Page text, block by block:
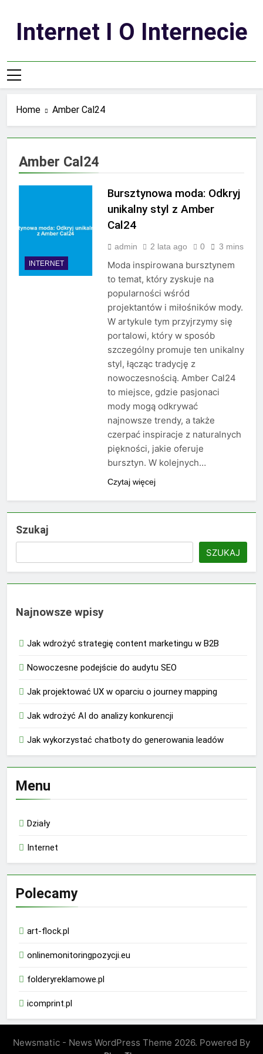
contentInternet I O Internecie
Home Amber Cal24
Amber Cal24
INTERNET
Bursztynowa moda: Odkryj
unikalny styl z Amber
Cal24
admin 2 lata ago 0 3 mins
Moda inspirowana bursztynem
to temat, który zyskuje na
popularności wśród
projektantów i miłośników mody.
W artykule tym przyjrzymy się
portalowi, który w sposób
szczególny promuje ten unikalny
styl, łącząc tradycję z
nowoczesnością. Amber Cal24
to miejsce, gdzie pasjonaci
mody mogą odkrywać
najnowsze trendy, a także
czerpać inspiracje z naturalnych
piękności, jakie oferuje
bursztyn. W kolejnych…
Czytaj więcej
Szukaj
SZUKAJ
Najnowsze wpisy
Jak wdrożyć strategię content marketingu w B2B
Nowoczesne podejście do audytu SEO
Jak projektować UX w oparciu o journey mapping
Jak wdrożyć AI do analizy konkurencji
Jak wykorzystać chatboty do generowania leadów
Menu
Działy
Internet
Polecamy
art-flock.pl
onlinemonitoringpozycji.eu
folderyreklamowe.pl
icomprint.pl
Newsmatic - News WordPress Theme 2026. Powered By